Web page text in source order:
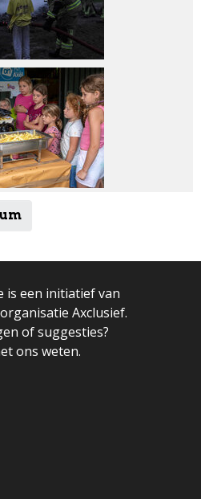
is een initiatief van
Axclusief.
of suggesties?
ons weten.